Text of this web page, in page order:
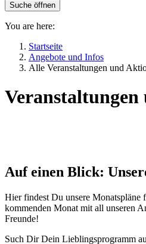
Suche öffnen
You are here:
Startseite
Angebote und Infos
Alle Veranstaltungen und
Auf einen Blick:
Hier findest Du unsere Monatspläne
kommenden Monat mit all unseren
Freunde!
Such Dir Dein Lieblingsprogramm